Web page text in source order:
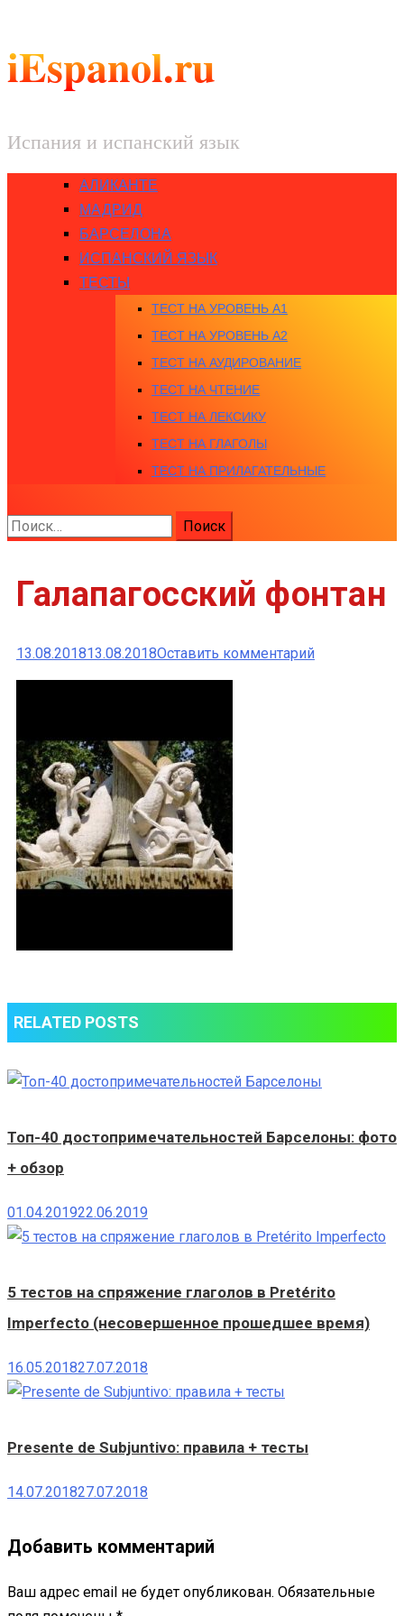
iEspanol.ru
Испания и испанский язык
АЛИКАНТЕ
МАДРИД
БАРСЕЛОНА
ИСПАНСКИЙ ЯЗЫК
ТЕСТЫ
ТЕСТ НА УРОВЕНЬ A1
ТЕСТ НА УРОВЕНЬ A2
ТЕСТ НА АУДИРОВАНИЕ
ТЕСТ НА ЧТЕНИЕ
ТЕСТ НА ЛЕКСИКУ
ТЕСТ НА ГЛАГОЛЫ
ТЕСТ НА ПРИЛАГАТЕЛЬНЫЕ
Найти:
Галапагосский фонтан
13.08.201813.08.2018Оставить комментарийк
RELATED POSTS
Топ-40 достопримечательностей Барселоны: фото
+ обзор
01.04.201922.06.2019
5 тестов на спряжение глаголов в Pretérito
Imperfecto (несовершенное прошедшее время)
16.05.201827.07.2018
Presente de Subjuntivo: правила + тесты
14.07.201827.07.2018
Добавить комментарий
Ваш адрес email не будет опубликован. Обязательные